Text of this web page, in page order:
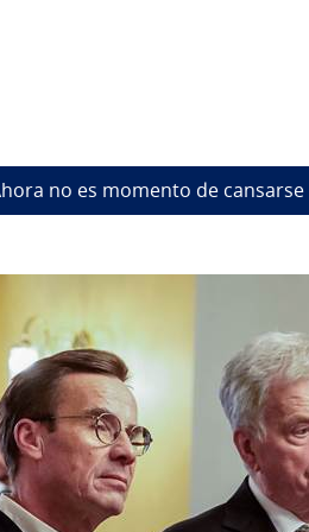
no es momento de cansarse